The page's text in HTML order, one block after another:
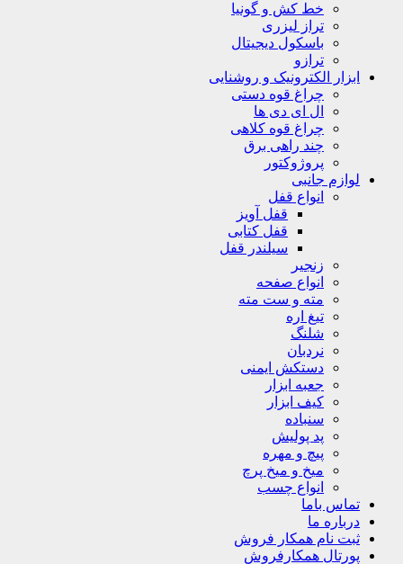
خط کش و گونیا
تراز لیزری
باسکول دیجیتال
ترازو
ابزار الکترونیک و روشنایی
چراغ قوه دستی
ال ای دی ها
چراغ قوه کلاهی
چند راهی برق
پروژوکتور
لوازم جانبی
انواع قفل
قفل آویز
قفل کتابی
سیلندر قفل
زنجیر
انواع صفحه
مته و ست مته
تیغ اره
شلنگ
نردبان
دستکش ایمنی
جعبه ابزار
کیف ابزار
سنباده
پد پولیش
پیچ و مهره
میخ و میخ پرچ
انواع چسب
تماس باما
درباره ما
ثبت نام همکار فروش
پورتال همکارفروش